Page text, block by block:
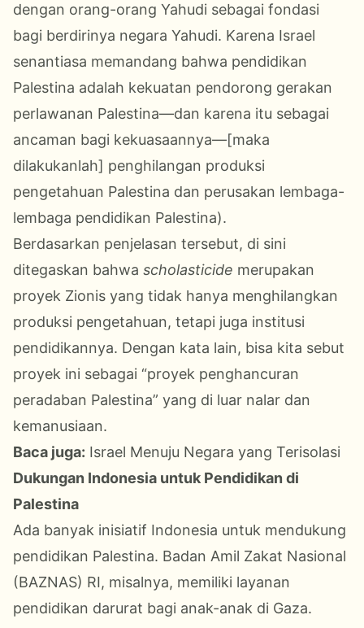
dengan orang-orang Yahudi sebagai fondasi
bagi berdirinya negara Yahudi. Karena Israel
senantiasa memandang bahwa pendidikan
Palestina adalah kekuatan pendorong gerakan
perlawanan Palestina—dan karena itu sebagai
ancaman bagi kekuasaannya—[maka
dilakukanlah] penghilangan produksi
pengetahuan Palestina dan perusakan lembaga-
lembaga pendidikan Palestina).
Berdasarkan penjelasan tersebut, di sini
ditegaskan bahwa scholasticide merupakan
proyek Zionis yang tidak hanya menghilangkan
produksi pengetahuan, tetapi juga institusi
pendidikannya. Dengan kata lain, bisa kita sebut
proyek ini sebagai “proyek penghancuran
peradaban Palestina” yang di luar nalar dan
kemanusiaan.
Baca juga: Israel Menuju Negara yang Terisolasi
Dukungan Indonesia untuk Pendidikan di
Palestina
Ada banyak inisiatif Indonesia untuk mendukung
pendidikan Palestina. Badan Amil Zakat Nasional
(BAZNAS) RI, misalnya, memiliki layanan
pendidikan darurat bagi anak-anak di Gaza.